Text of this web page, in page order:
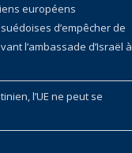
européens
d’empêcher de
l’ambassade d’Israël à
l’UE ne peut se